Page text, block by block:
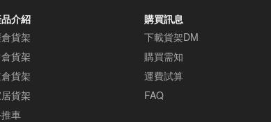
介紹
貨架
貨架
貨架
貨架
車
購買訊息
下載貨架DM
購買需知
運費試算
FAQ